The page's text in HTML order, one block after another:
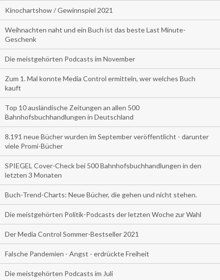
Kinochartshow / Gewinnspiel 2021
Weihnachten naht und ein Buch ist das beste Last Minute-
Geschenk
Die meistgehörten Podcasts im November
Zum 1. Mal konnte Media Control ermitteln, wer welches Buch
kauft
Top 10 ausländische Zeitungen an allen 500
Bahnhofsbuchhandlungen in Deutschland
8.191 neue Bücher wurden im September veröffentlicht - darunter
viele Promi-Bücher
SPIEGEL Cover-Check bei 500 Bahnhofsbuchhandlungen in den
letzten 3 Monaten
Buch-Trend-Charts: Neue Bücher, die gehen und nicht stehen.
Die meistgehörten Politik-Podcasts der letzten Woche zur Wahl
Der Media Control Sommer-Bestseller 2021
Falsche Pandemien - Angst - erdrückte Freiheit
Die meistgehörten Podcasts im Juli